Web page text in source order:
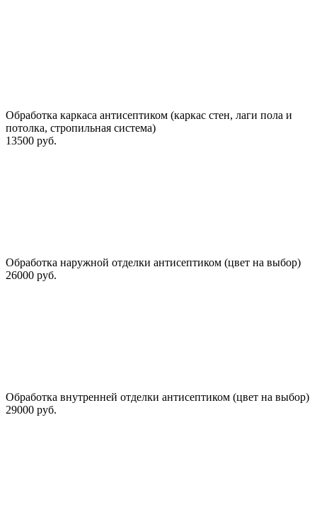
Обработка каркаса антисептиком (каркас стен, лаги пола и
потолка, стропильная система)
13500 руб.
Обработка наружной отделки антисептиком (цвет на выбор)
26000 руб.
Обработка внутренней отделки антисептиком (цвет на выбор)
29000 руб.